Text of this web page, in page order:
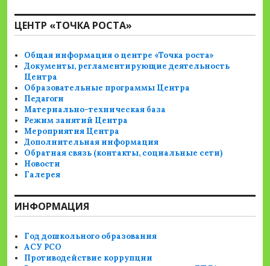
ЦЕНТР «ТОЧКА РОСТА»
Общая информация о центре «Точка роста»
Документы, регламентирующие деятельность
Центра
Образовательные программы Центра
Педагоги
Материально-техническая база
Режим занятий Центра
Мероприятия Центра
Дополнительная информация
Обратная связь (контакты, социальные сети)
Новости
Галерея
ИНФОРМАЦИЯ
Год дошкольного образования
АСУ РСО
Противодействие коррупции